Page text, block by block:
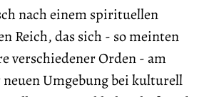
nach einem spirituellen
Reich, das sich - so meinten
verschiedener Orden - am
Umgebung bei kulturell